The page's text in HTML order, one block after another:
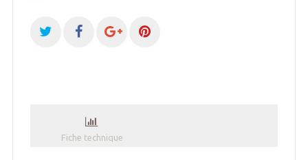
Fiche technique